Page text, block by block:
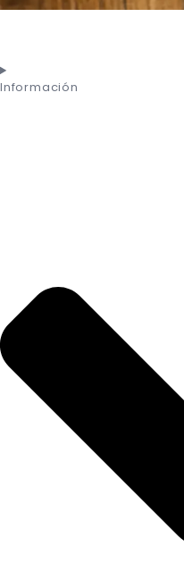
Información